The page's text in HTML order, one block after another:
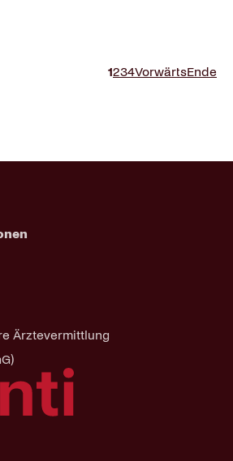
1234VorwärtsEnde
Ärztevermittlung